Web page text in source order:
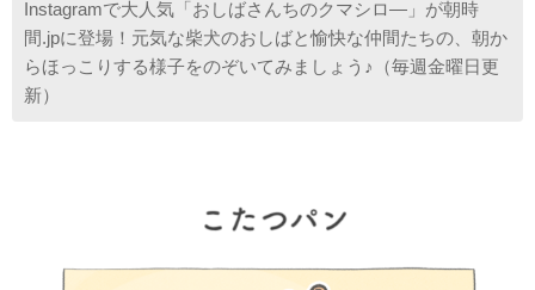
Instagramで大人気「おしばさんちのクマシロ―」が朝時
間.jpに登場！元気な柴犬のおしばと愉快な仲間たちの、朝か
らほっこりする様子をのぞいてみましょう♪（毎週金曜日更
新）